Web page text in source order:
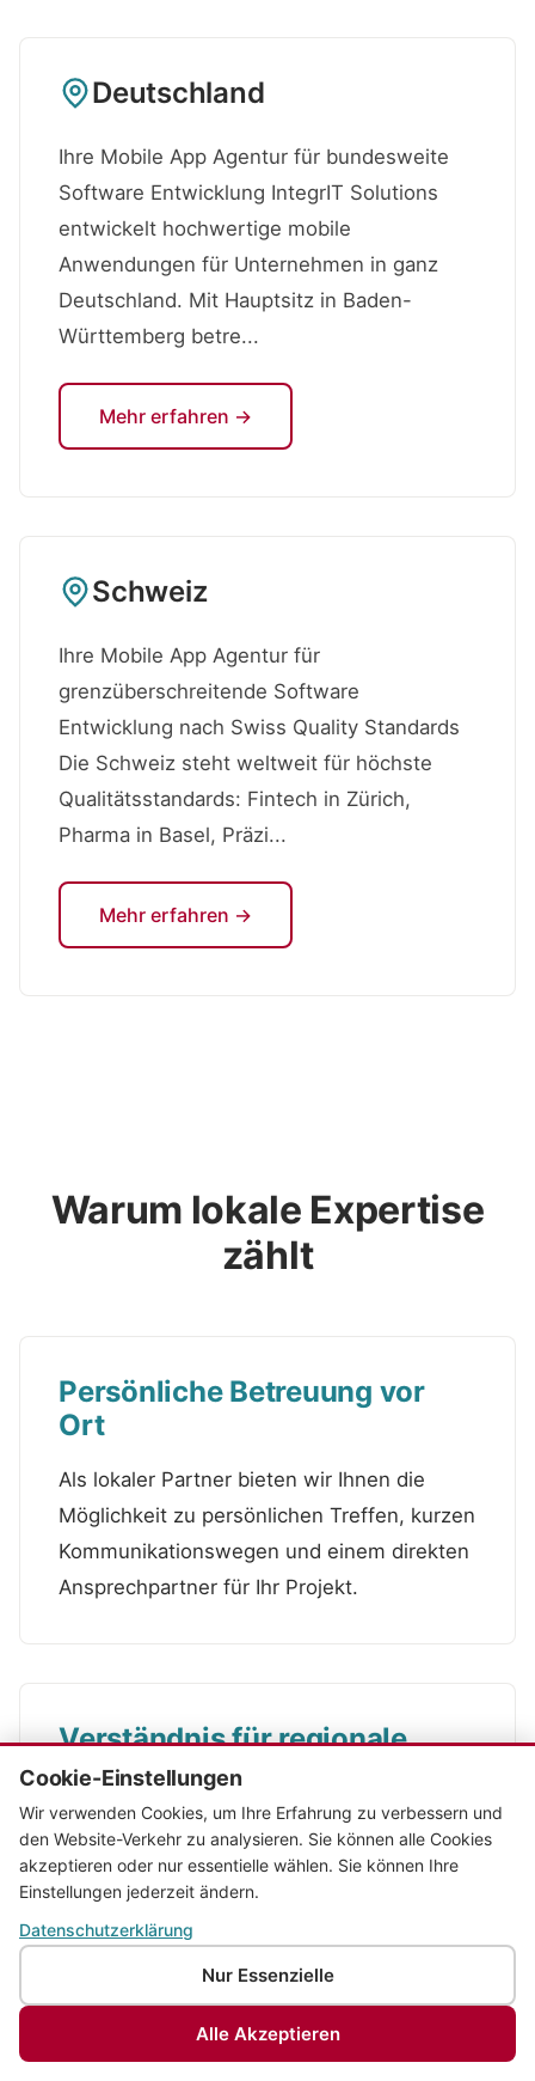
Deutschland
Ihre Mobile App Agentur für bundesweite
Software Entwicklung IntegrIT Solutions
entwickelt hochwertige mobile
Anwendungen für Unternehmen in ganz
Deutschland. Mit Hauptsitz in Baden-
Württemberg betre...
Mehr erfahren →
Schweiz
Ihre Mobile App Agentur für
grenzüberschreitende Software
Entwicklung nach Swiss Quality Standards
Die Schweiz steht weltweit für höchste
Qualitätsstandards: Fintech in Zürich,
Pharma in Basel, Präzi...
Mehr erfahren →
Warum lokale Expertise
zählt
Persönliche Betreuung vor
Ort
Als lokaler Partner bieten wir Ihnen die
Möglichkeit zu persönlichen Treffen, kurzen
Kommunikationswegen und einem direkten
Ansprechpartner für Ihr Projekt.
Verständnis für regionale
Besonderheiten
Wir kennen die Wirtschaftsstruktur und
Anforderungen von Unternehmen in Baden-
Württemberg und können Sie zielgerichtet
bei der Digitalisierung unterstützen.
Cookie-Einstellungen
Wir verwenden Cookies, um Ihre Erfahrung zu verbessern und
den Website-Verkehr zu analysieren. Sie können alle Cookies
akzeptieren oder nur essentielle wählen. Sie können Ihre
Einstellungen jederzeit ändern.
Datenschutzerklärung
Nur Essenzielle
Alle Akzeptieren